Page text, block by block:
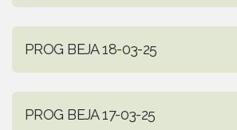
PROG BEJA 18-03-25
PROG BEJA 17-03-25